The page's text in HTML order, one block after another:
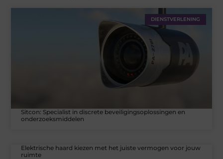
DIENSTVERLENING
Sitcon: Specialist in discrete beveiligingsoplossingen en
onderzoeksmiddelen
Elektrische haard kiezen met het juiste vermogen voor jouw
ruimte